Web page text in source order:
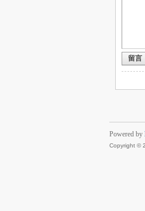
留言
Powered by
Copyright ©